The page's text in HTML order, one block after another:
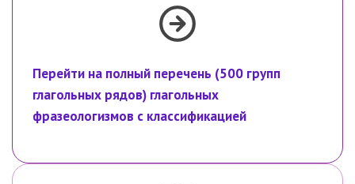
Перейти на полный перечень (500 групп
глагольных рядов) глагольных
фразеологизмов с классификацией